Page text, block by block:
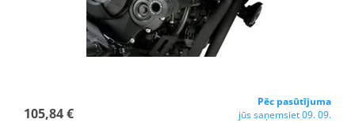
105,84 €
Pēc pasūtījuma
jūs saņemsiet 09. 09.